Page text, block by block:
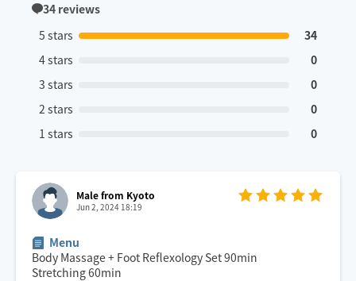
34 reviews
5 stars
34
4 stars
0
3 stars
0
2 stars
0
1 stars
0
Male from Kyoto
Jun 2, 2024 18:19
Menu
Body Massage + Foot Reflexology Set90min
Stretching60min